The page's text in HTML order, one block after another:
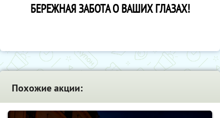
БЕРЕЖНАЯ ЗАБОТА О ВАШИХ ГЛАЗАХ!
Похожие акции: